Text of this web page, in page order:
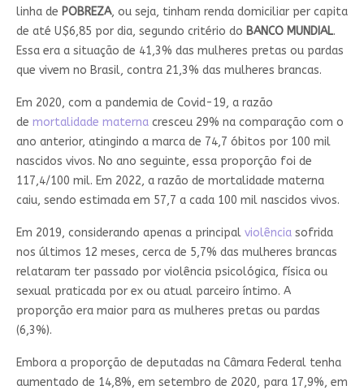
linha de POBREZA, ou seja, tinham renda domiciliar per capita
de até U$6,85 por dia, segundo critério do BANCO MUNDIAL.
Essa era a situação de 41,3% das mulheres pretas ou pardas
que vivem no Brasil, contra 21,3% das mulheres brancas.
Em 2020, com a pandemia de Covid-19, a razão
de mortalidade maternacresceu 29% na comparação com o
ano anterior, atingindo a marca de 74,7 óbitos por 100 mil
nascidos vivos. No ano seguinte, essa proporção foi de
117,4/100 mil. Em 2022, a razão de mortalidade materna
caiu, sendo estimada em 57,7 a cada 100 mil nascidos vivos.
Em 2019, considerando apenas a principal violênciasofrida
nos últimos 12 meses, cerca de 5,7% das mulheres brancas
relataram ter passado por violência psicológica, física ou
sexual praticada por ex ou atual parceiro íntimo. A
proporção era maior para as mulheres pretas ou pardas
(6,3%).
Embora a proporção de deputadas na Câmara Federal tenha
aumentado de 14,8%, em setembro de 2020, para 17,9%, em